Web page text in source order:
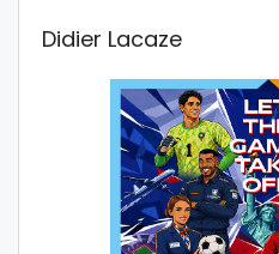
Didier Lacaze